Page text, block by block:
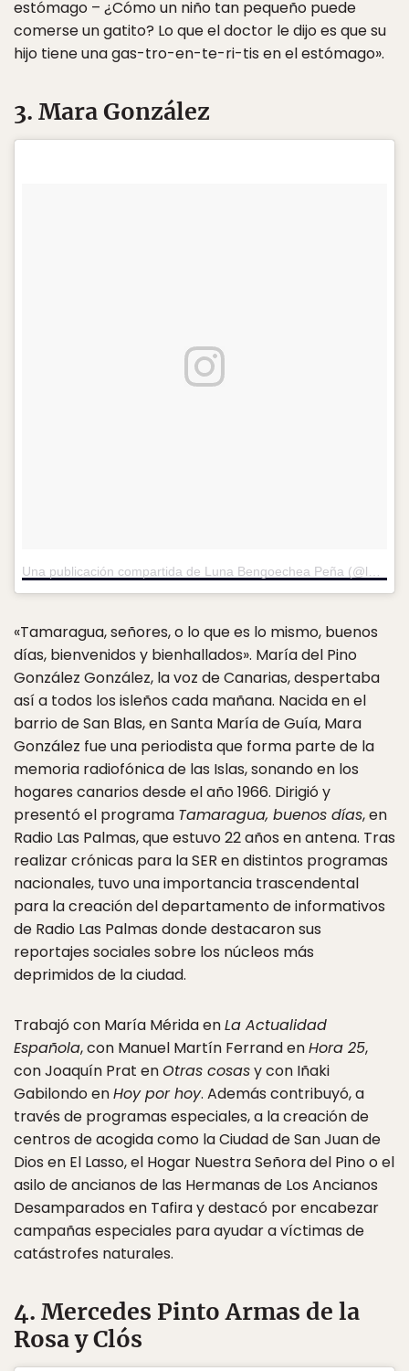
estómago – ¿Cómo un niño tan pequeño puede
comerse un gatito? Lo que el doctor le dijo es que su
hijo tiene una gas-tro-en-te-ri-tis en el estómago».
3. Mara González
«Tamaragua, señores, o lo que es lo mismo, buenos
días, bienvenidos y bienhallados». María del Pino
González González, la voz de Canarias, despertaba
así a todos los isleños cada mañana. Nacida en el
barrio de San Blas, en Santa María de Guía, Mara
González fue una periodista que forma parte de la
memoria radiofónica de las Islas, sonando en los
hogares canarios desde el año 1966. Dirigió y
presentó el programa Tamaragua, buenos días, en
Radio Las Palmas, que estuvo 22 años en antena. Tras
realizar crónicas para la SER en distintos programas
nacionales, tuvo una importancia trascendental
para la creación del departamento de informativos
de Radio Las Palmas donde destacaron sus
reportajes sociales sobre los núcleos más
deprimidos de la ciudad.
Trabajó con María Mérida enLa Actualidad
Española, con Manuel Martín Ferrand enHora 25,
con Joaquín Prat enOtras cosasy con Iñaki
Gabilondo enHoy por hoy. Además contribuyó, a
través de programas especiales, a la creación de
centros de acogida como la Ciudad de San Juan de
Dios en El Lasso, el Hogar Nuestra Señora del Pino o el
asilo de ancianos de las Hermanas de Los Ancianos
Desamparados en Tafira y destacó por encabezar
campañas especiales para ayudar a víctimas de
catástrofes naturales.
4. Mercedes Pinto Armas de la
Rosa y Clós